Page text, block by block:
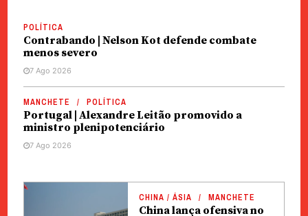
POLÍTICA
Contrabando | Nelson Kot defende combate
menos severo
7 Ago 2026
MANCHETE POLÍTICA
Portugal | Alexandre Leitão promovido a
ministro plenipotenciário
7 Ago 2026
CHINA / ÁSIA MANCHETE
China lança ofensiva no